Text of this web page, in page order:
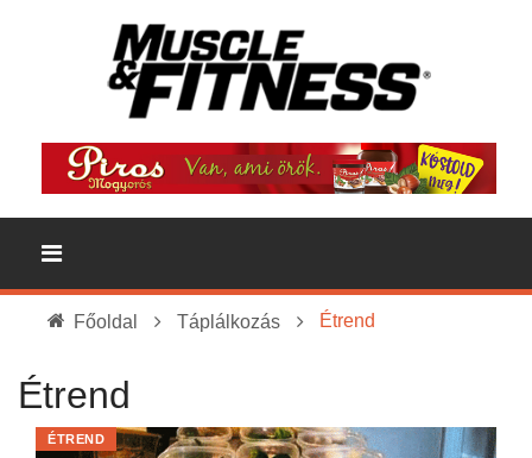
Főoldal Táplálkozás Étrend
Étrend
ÉTREND